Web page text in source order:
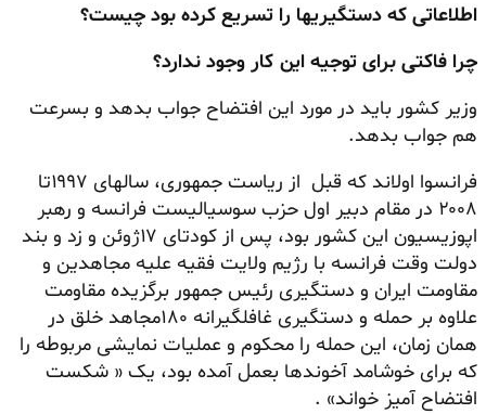
اطلاعاتی که دستگیریها را تسریع کرده بود چیست؟
چرا فاکتی برای توجیه این کار وجود ندارد؟
وزیر کشور باید در مورد این افتضاح جواب بدهد و بسرعت
هم جواب بدهد.
فرانسوا اولاند که قبل از ریاست جمهوری، سالهای ۱۹۹۷تا
۲۰۰۸ در مقام دبیر اول حزب سوسیالیست فرانسه و رهبر
اپوزیسیون این کشور بود، پس از کودتای ۱۷ژوئن و زد و بند
دولت وقت فرانسه با رژیم ولایت فقیه علیه مجاهدین و
مقاومت ایران و دستگیری رئیس جمهور برگزیده مقاومت
علاوه بر حمله و دستگیری غافلگیرانه ۱۸۰مجاهد خلق در
همان زمان، این حمله را محکوم و عملیات نمایشی مربوطه را
که برای خوشامد آخوندها بعمل آمده بود، یک « شکست
افتضاح آمیز خواند» .